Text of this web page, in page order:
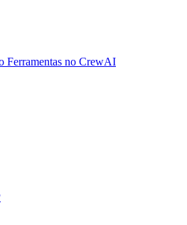
Ferramentas no CrewAI